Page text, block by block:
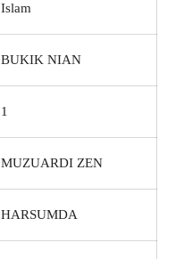
Islam
BUKIK NIAN
1
MUZUARDI ZEN
HARSUMDA